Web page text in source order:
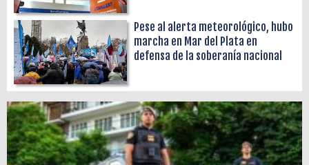
Pese al alerta meteorológico, hubo
marcha en Mar del Plata en
defensa de la soberanía nacional